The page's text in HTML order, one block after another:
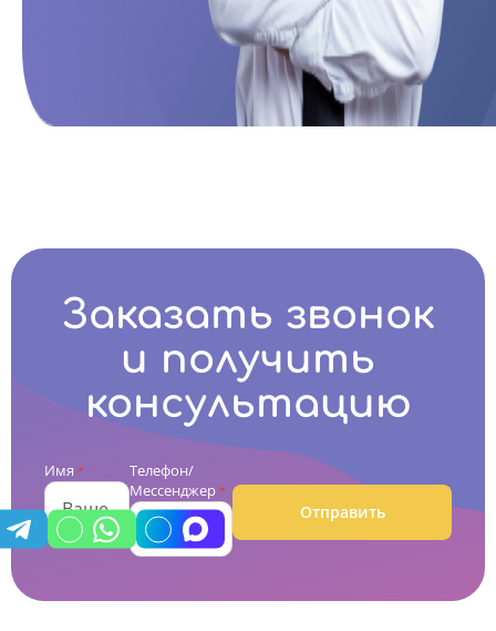
Заказать звонок
и получить
консультацию
Имя *
Телефон/
Мессенджер *
Отправить